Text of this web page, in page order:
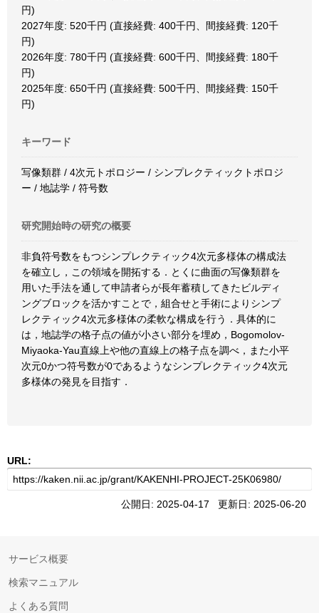
円)
2027年度: 520千円 (直接経費: 400千円、間接経費: 120千
円)
2026年度: 780千円 (直接経費: 600千円、間接経費: 180千
円)
2025年度: 650千円 (直接経費: 500千円、間接経費: 150千
円)
キーワード
写像類群 / 4次元トポロジー / シンプレクティックトポロジ
ー / 地誌学 / 符号数
研究開始時の研究の概要
非負符号数をもつシンプレクティック4次元多様体の構成法
を確立し，この領域を開拓する．とくに曲面の写像類群を
用いた手法を通して申請者らが長年蓄積してきたビルディ
ングブロックを活かすことで，組合せと手術によりシンプ
レクティック4次元多様体の柔軟な構成を行う．具体的に
は，地誌学の格子点の値が小さい部分を埋め，Bogomolov-
Miyaoka-Yau直線上や他の直線上の格子点を調べ，また小平
次元0かつ符号数が0であるようなシンプレクティック4次元
多様体の発見を目指す．
URL:
公開日: 2025-04-17 更新日: 2025-06-20
サービス概要
検索マニュアル
よくある質問